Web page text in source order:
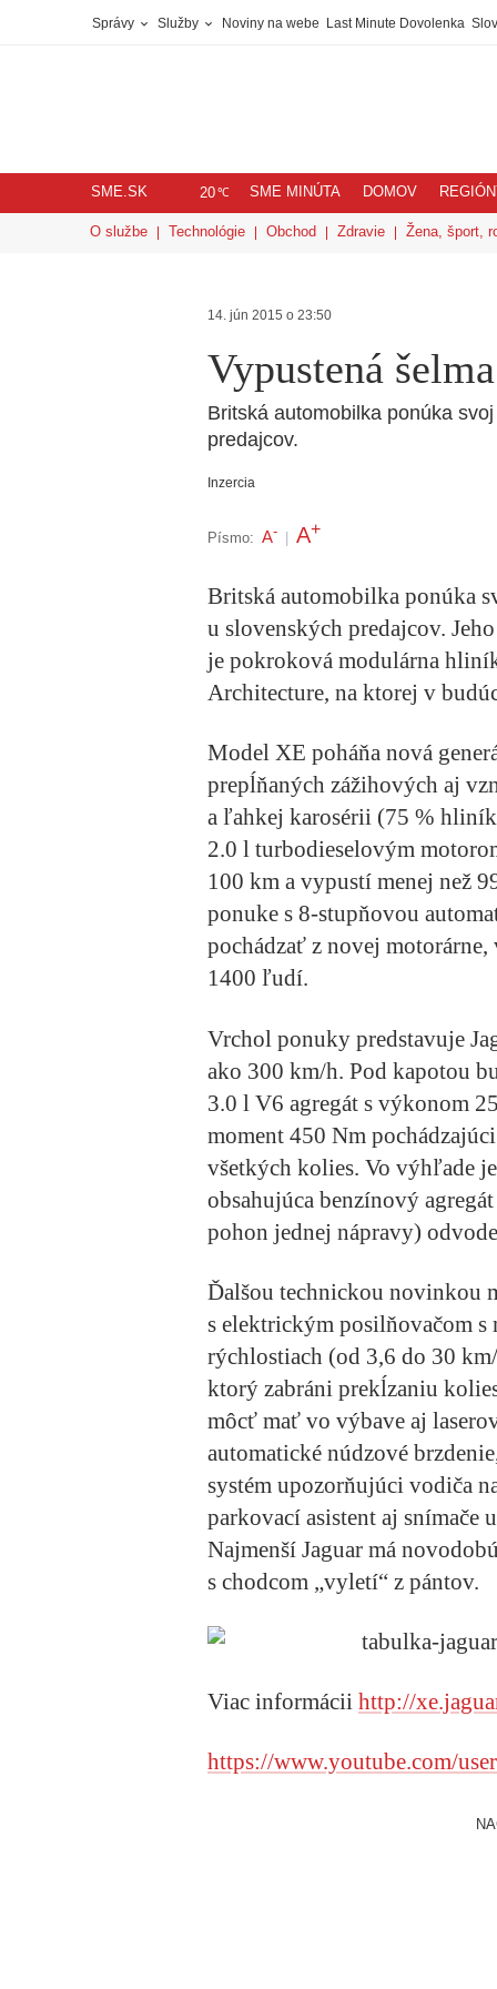
Správy Služby Noviny na webe Last Minute Dovolenka
SME.SK 20℃ SME MINÚTA DOMOV
O službe Technológie Obchod Zdravie Žena, šport,
14. jún 2015 o 23:50
Vypustená
Britská automobilka ponúka
predajcov.
Inzercia
Písmo: A- A+
Britská automobilka ponúka
u slovenských predajcov.
je pokroková modulárna
Architecture, na ktorej v
Model XE poháňa nová
prepĺňaných zážihových aj
a ľahkej karosérii (75 %
2.0 l turbodieselovým
100 km a vypustí menej než
ponuke s 8-stupňovou
pochádzať z novej
1400 ľudí.
Vrchol ponuky predstavuje
ako 300 km/h. Pod kapotou
3.0 l V6 agregát s výkonom
moment 450 Nm
všetkých kolies. Vo výhľade
obsahujúca benzínový
pohon jednej nápravy)
Ďalšou technickou novinkou
s elektrickým posilňovačom
rýchlostiach (od 3,6 do 30
ktorý zabráni prekĺzaniu
môcť mať vo výbave aj
automatické núdzové
systém upozorňujúci vodiča
parkovací asistent aj snímače
Najmenší Jaguar má
s chodcom „vyletí“ z pántov.
Viac informácii http://
https://www.youtube.com/